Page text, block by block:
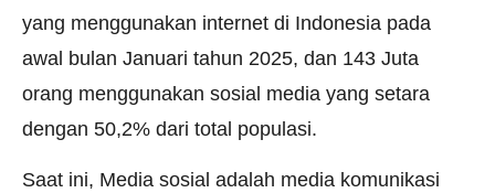
yang menggunakan internet di Indonesia pada
awal bulan Januari tahun 2025, dan 143 Juta
orang menggunakan sosial media yang setara
dengan 50,2% dari total populasi.
Saat ini, Media sosial adalah media komunikasi